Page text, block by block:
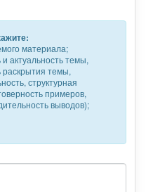
материала;
актуальность темы,
раскрытия темы,
структурная
примеров,
выводов);